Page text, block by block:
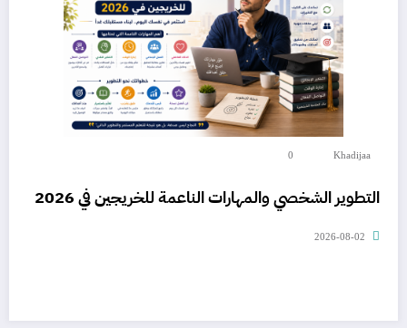
Khadijaa
0
التطوير الشخصي والمهارات الناعمة للخريجين في 2026
2026-08-02